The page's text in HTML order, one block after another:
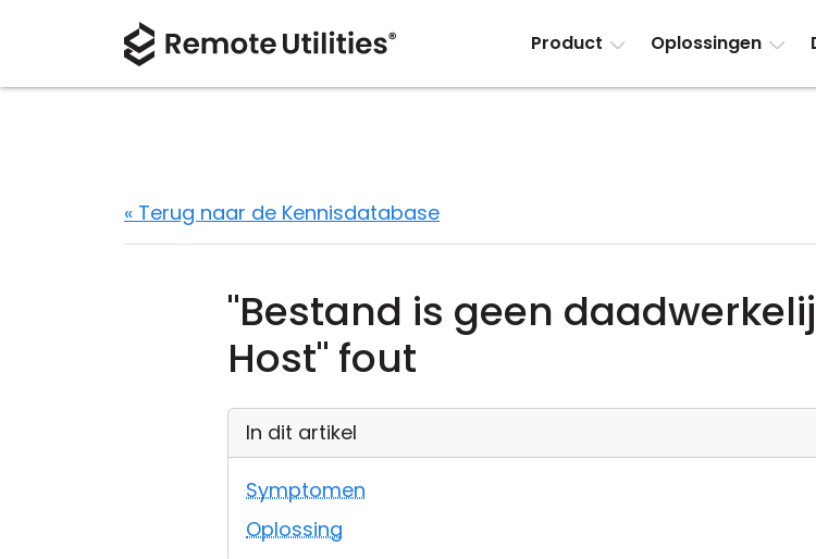
Product Oplossingen
« Terug naar de Kennisdatabase
"Bestand is geen
Host" fout
In dit artikel
Symptomen
Oplossing